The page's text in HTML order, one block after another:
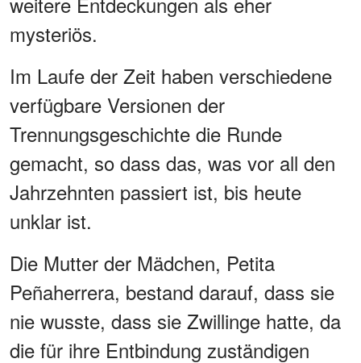
mysteriös.
Im Laufe der Zeit haben verschiedene
verfügbare Versionen der
Trennungsgeschichte die Runde
gemacht, so dass das, was vor all den
Jahrzehnten passiert ist, bis heute
unklar ist.
Die Mutter der Mädchen, Petita
Peñaherrera, bestand darauf, dass sie
nie wusste, dass sie Zwillinge hatte, da
die für ihre Entbindung zuständigen